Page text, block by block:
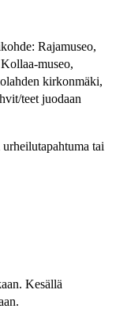
Rajamuseo,
museo,
kirkonmäki,
teet juodaan
tai
Kesällä